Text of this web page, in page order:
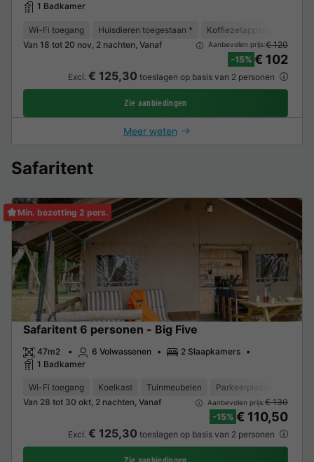
1 Badkamer
Wi-Fi toegang Huisdieren toegestaan * Koffiezetapparaat
Van 18 tot 20 nov, 2 nachten, Vanaf
Aanbevolen prijs:€ 120
-15% € 102
Excl. € 125,30 toeslagen op basis van 2 personen
Zie aanbiedingen
Meer weten
Safaritent
Min. bezetting 2 pers.
Safaritent 6 personen - Big Five
47m2 6 Volwassenen
2 Slaapkamers
1 Badkamer
Wi-Fi toegang Koelkast Tuinmeubelen Parkeerplaats
Van 28 tot 30 okt, 2 nachten, Vanaf
Aanbevolen prijs:€ 130
-15% € 110,50
Excl. € 125,30 toeslagen op basis van 2 personen